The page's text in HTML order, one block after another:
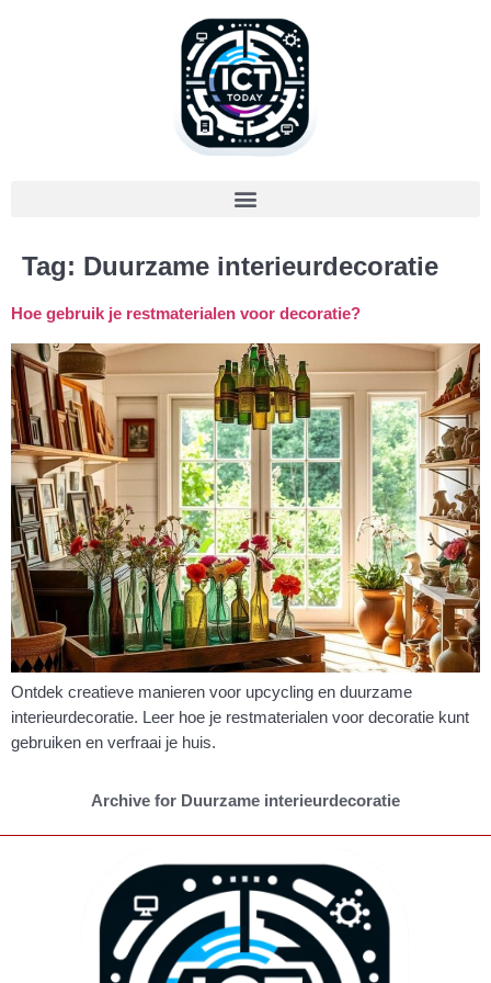
Tag: Duurzame interieurdecoratie
Hoe gebruik je restmaterialen voor decoratie?
Ontdek creatieve manieren voor upcycling en duurzame
interieurdecoratie. Leer hoe je restmaterialen voor decoratie kunt
gebruiken en verfraai je huis.
Archive for Duurzame interieurdecoratie